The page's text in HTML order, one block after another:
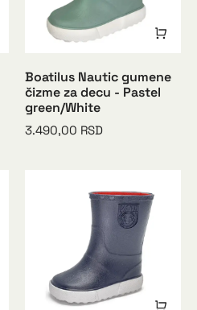
Boatilus Nautic gumene
čizme za decu - Pastel
green/White
3.490,00 RSD